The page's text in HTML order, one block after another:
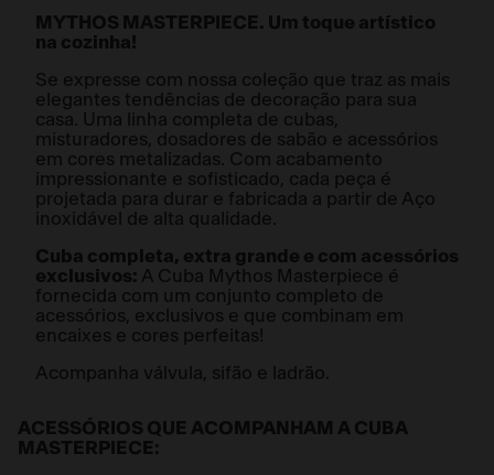
MYTHOS MASTERPIECE. Um toque artístico
na cozinha!
Se expresse com nossa coleção que traz as mais
elegantes tendências de decoração para sua
casa. Uma linha completa de cubas,
misturadores, dosadores de sabão e acessórios
em cores metalizadas. Com acabamento
impressionante e sofisticado, cada peça é
projetada para durar e fabricada a partir de Aço
inoxidável de alta qualidade.
Cuba completa, extra grande e com acessórios
exclusivos: A Cuba Mythos Masterpiece é
fornecida com um conjunto completo de
acessórios, exclusivos e que combinam em
encaixes e cores perfeitas!
Acompanha válvula, sifão e ladrão.
ACESSÓRIOS QUE ACOMPANHAM A CUBA
MASTERPIECE: